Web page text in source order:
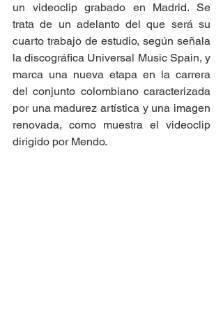
un videoclip grabado en Madrid. Se
trata de un adelanto del que será su
cuarto trabajo de estudio, según señala
la discográfica Universal Music Spain, y
marca una nueva etapa en la carrera
del conjunto colombiano caracterizada
por una madurez artística y una imagen
renovada, como muestra el videoclip
dirigido por Mendo.